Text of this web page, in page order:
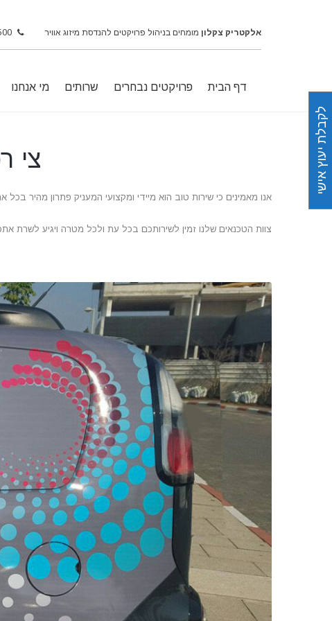
אלקטריק צקלון מומחים בניהול פרויקטים להנדסת מיזוג אוויר
דף הבית פרויקטים נבחרים שרותים מי אנחנו
הנהלת
החברה
צי
צי
אנו מאמינים כי שירות טוב הוא מיידי ומקצועי המעניק פתרון מהיר
צוות הטכנאים שלנו זמין לשירותכם בכל עת ולכל מטרה ויגיע לשרת
לקבלת יעוץ אישי